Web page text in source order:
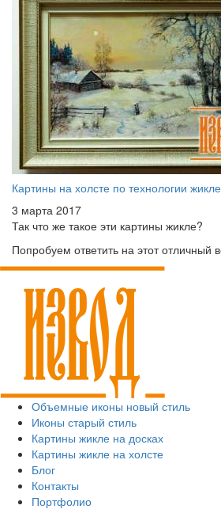
Картины на холсте по технологии
3 марта 2017
Так что же такое эти картины жикле?
Попробуем ответить на этот отличный
Объемные иконы новый стиль
Иконы старый стиль
Картины жикле на досках
Картины жикле на холсте
Блог
Контакты
Портфолио